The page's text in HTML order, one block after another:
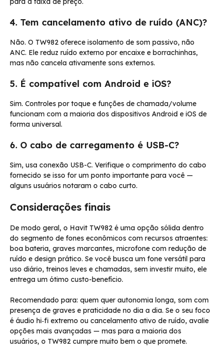
4. Tem cancelamento ativo de ruído (ANC)?
Não. O TW982 oferece isolamento de som passivo, não
ANC. Ele reduz ruído externo por encaixe e borrachinhas,
mas não cancela ativamente sons externos.
5. É compatível com Android e iOS?
Sim. Controles por toque e funções de chamada/volume
funcionam com a maioria dos dispositivos Android e iOS de
forma universal.
6. O cabo de carregamento é USB-C?
Sim, usa conexão USB-C. Verifique o comprimento do cabo
fornecido se isso for um ponto importante para você —
alguns usuários notaram o cabo curto.
Considerações finais
De modo geral, o Havit TW982 é uma opção sólida dentro
do segmento de fones econômicos com recursos atraentes:
boa bateria, graves marcantes, microfone com redução de
ruído e design prático. Se você busca um fone versátil para
uso diário, treinos leves e chamadas, sem investir muito, ele
entrega um ótimo custo-benefício.
Recomendado para: quem quer autonomia longa, som com
presença de graves e praticidade no dia a dia. Se o seu foco
é áudio hi‑fi extremo ou cancelamento ativo de ruído, avalie
opções mais avançadas — mas para a maioria dos
usuários, o TW982 cumpre muito bem o que promete.